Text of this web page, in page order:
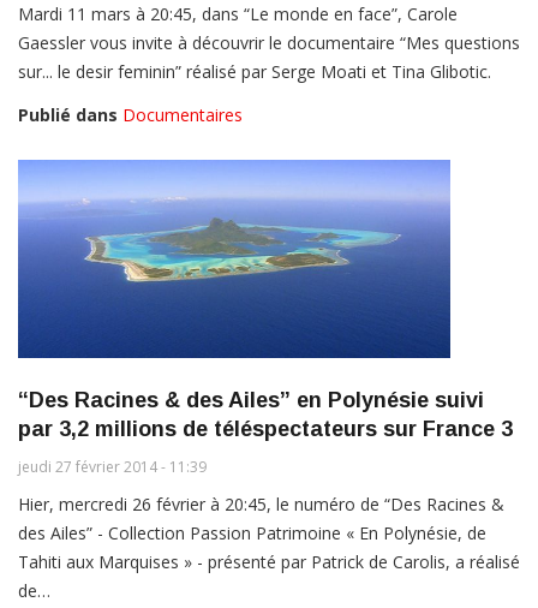
Mardi 11 mars à 20:45, dans “Le monde en face”, Carole
Gaessler vous invite à découvrir le documentaire “Mes questions
sur... le desir feminin” réalisé par Serge Moati et Tina Glibotic.
Publié dans Documentaires
“Des Racines & des Ailes” en Polynésie suivi
par 3,2 millions de téléspectateurs sur France 3
jeudi 27 février 2014 - 11:39
Hier, mercredi 26 février à 20:45, le numéro de “Des Racines &
des Ailes” - Collection Passion Patrimoine « En Polynésie, de
Tahiti aux Marquises » - présenté par Patrick de Carolis, a réalisé
de…